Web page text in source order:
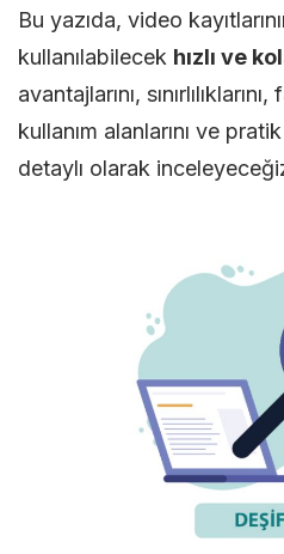
Bu yazıda, video
kullanılabilecek hızlı ve
avantajlarını,
kullanım alanlarını ve
detaylı olarak